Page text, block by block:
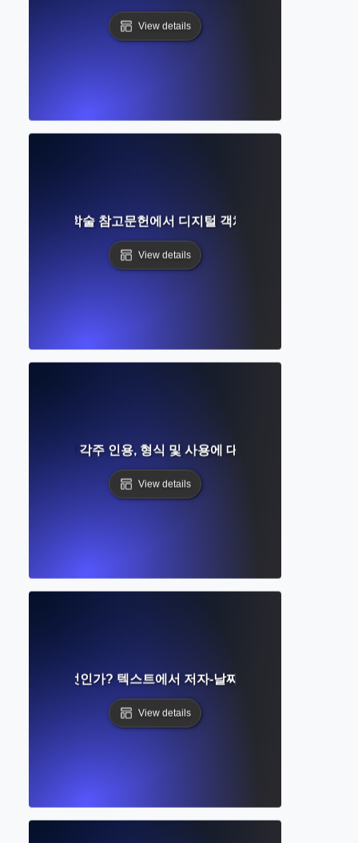
View details
무엇인가? 학술 참고문헌에서 디지털 객체 식별자 이해하기
View details
무엇인가? 각주 인용, 형식 및 사용에 대한 완벽한 가이드
View details
용이란 무엇인가? 텍스트에서 저자-날짜 참조에 대한 쉬운 가
View details